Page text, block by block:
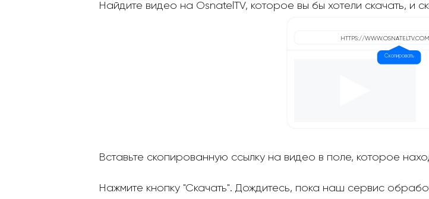
Найдите видео на OsnatelTV, которое вы бы хотели скачать, и
Вставьте скопированную ссылку на видео в поле, которое
Нажмите кнопку "Скачать". Дождитесь, пока наш сервис